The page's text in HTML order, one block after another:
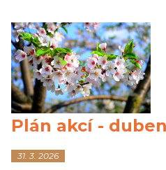
Plán akcí -
31. 3. 2026